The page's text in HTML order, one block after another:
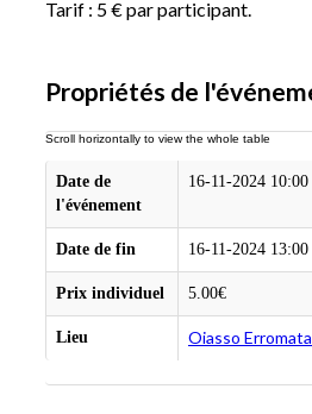
Tarif : 5 € par participant.
Propriétés de
Date de
l'événement
16-11-2024 10:00
Date de fin 16-11-2024 13:00
Prix individuel 5.00€
Lieu Oiasso